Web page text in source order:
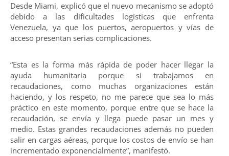
Desde Miami, explicó que el nuevo mecanismo se adoptó
debido a las dificultades logísticas que enfrenta
Venezuela, ya que los puertos, aeropuertos y vías de
acceso presentan serias complicaciones.
“Esta es la forma más rápida de poder hacer llegar la
ayuda humanitaria porque si trabajamos en
recaudaciones, como muchas organizaciones están
haciendo, y los respeto, no me parece que sea lo más
práctico en este momento, porque entre que se hace la
recaudación, se envía y llega puede pasar un mes y
medio. Estas grandes recaudaciones además no pueden
salir en cargas aéreas, porque los costos de envío se han
incrementado exponencialmente”, manifestó.